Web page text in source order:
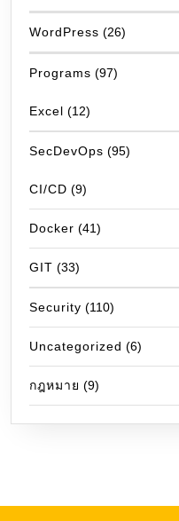
WordPress (26)
Programs (97)
Excel (12)
SecDevOps (95)
CI/CD (9)
Docker (41)
GIT (33)
Security (110)
Uncategorized (6)
กฎหมาย (9)